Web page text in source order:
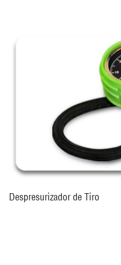
Despresurizador de Tiro